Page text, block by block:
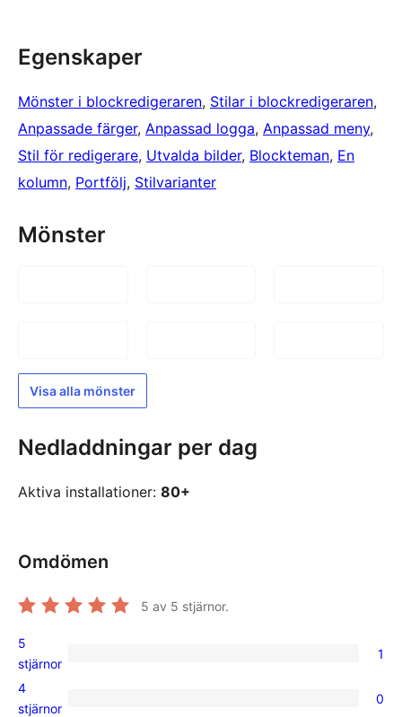
Egenskaper
Mönster i blockredigeraren, Stilar i blockredigeraren
Anpassade färger, Anpassad logga, Anpassad meny
Stil för redigerare, Utvalda bilder, Blockteman, En
kolumn, Portfölj, Stilvarianter
Mönster
Visa alla mönster
Nedladdningar per dag
Aktiva installationer: 80+
Omdömen
5 av 5 stjärnor.
1
5-
stjärnig
5
stjärnor
1
0
4
stjärnor
0